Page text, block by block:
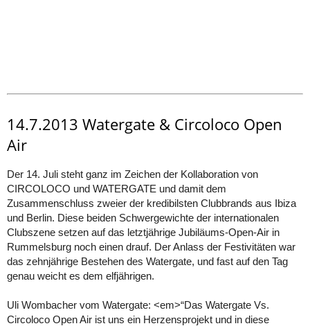
14.7.2013 Watergate & Circoloco Open
Air
Der 14. Juli steht ganz im Zeichen der Kollaboration von
CIRCOLOCO und WATERGATE und damit dem
Zusammenschluss zweier der kredibilsten Clubbrands aus Ibiza
und Berlin. Diese beiden Schwergewichte der internationalen
Clubszene setzen auf das letztjährige Jubiläums-Open-Air in
Rummelsburg noch einen drauf. Der Anlass der Festivitäten war
das zehnjährige Bestehen des Watergate, und fast auf den Tag
genau weicht es dem elfjährigen.
Uli Wombacher vom Watergate: <em>“Das Watergate Vs.
Circoloco Open Air ist uns ein Herzensprojekt und in diese